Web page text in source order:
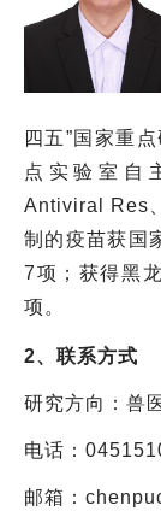
四五”国家重
点实验室自
Antiviral Res
制的疫苗获国
7项；获得黑
项。
2、联系方式
研究方向：兽
电话：
邮箱：